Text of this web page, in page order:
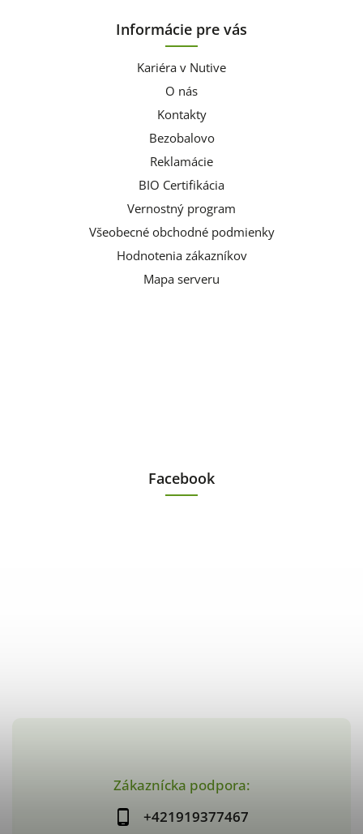
Zákaznícka podpora:
+421919377467
Informácie pre vás
Kariéra v Nutive
O nás
Kontakty
Bezobalovo
Reklamácie
BIO Certifikácia
Vernostný program
Všeobecné obchodné podmienky
Hodnotenia zákazníkov
Mapa serveru
Facebook